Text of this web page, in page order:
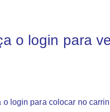
o login para
o login para colocar no